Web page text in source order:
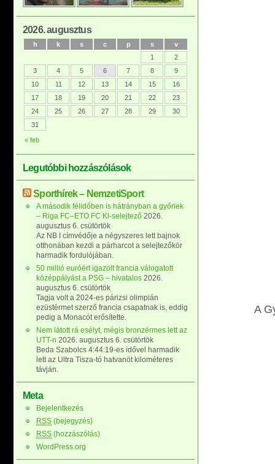
A
2026. augusztus
h k s c p s v
« feb
1
2
3
4 5 6 7 8
9
10
11 12 13 14 15
16
17
18 19 20 21 22
23
24
25 26 27 28 29
30
31
Legutóbbi hozzászólások
Sporthírek – NemzetiSport
A második félidőben is hátrányban a győriek
– Riga FC–ETO FC Kl-selejtező 2026.
augusztus 6. csütörtök
Az NB I címvédője a négyszeres lett bajnok
otthonában kezdi a párharcot a selejtezőkör
harmadik fordulójában.
50 millió euróért igazolt francia válogatott
középpályást a PSG – hivatalos 2026.
augusztus 6. csütörtök
Tagja volt a 2024-es párizsi olimpián
ezüstérmet szerző francia csapatnak is, eddig
pedig a Monacót erősítette.
Nem látott rá esélyt, mégis bronzérmes lett az
UTT-n 2026. augusztus 6. csütörtök
Beda Szabolcs 4:44:19-es idővel harmadik
lett az Ultra Tisza-tó hatvanöt kilométeres
távján.
Meta
Bejelentkezés
RSS (bejegyzés)
RSS (hozzászólás)
WordPress.org